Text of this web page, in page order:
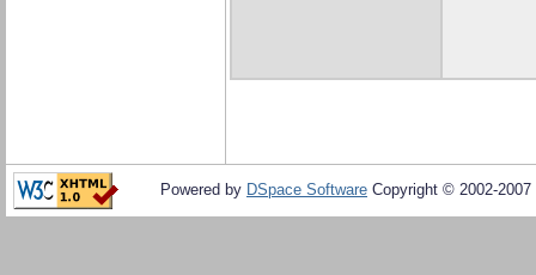
Powered by DSpace Software Copyright © 2002-2007